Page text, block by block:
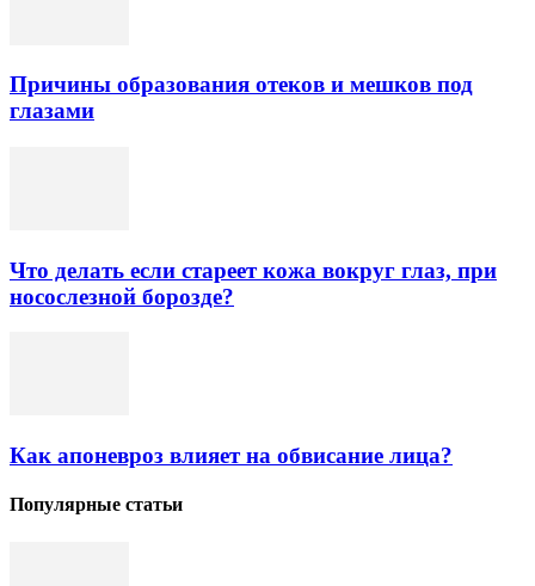
Причины образования отеков и мешков под
глазами
Что делать если стареет кожа вокруг глаз, при
носослезной борозде?
Как апоневроз влияет на обвисание лица?
Популярные статьи